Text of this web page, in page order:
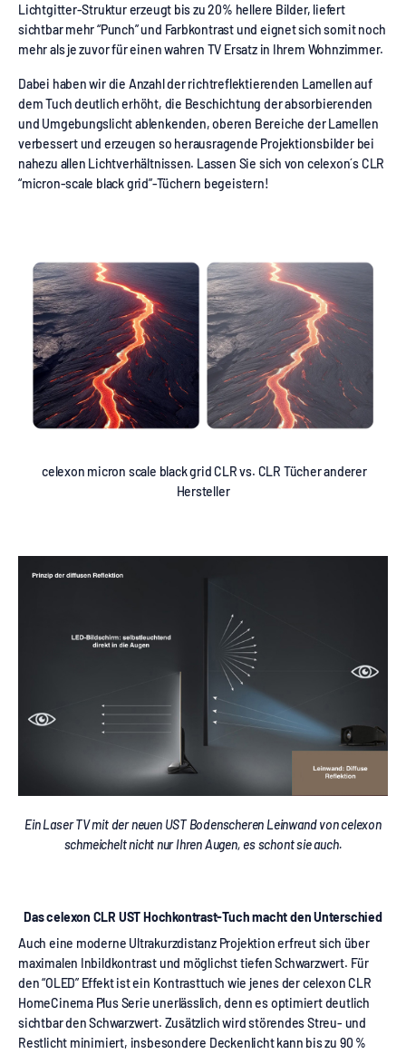
Lichtgitter-Struktur erzeugt bis zu 20% hellere Bilder, liefert
sichtbar mehr “Punch” und Farbkontrast und eignet sich somit noch
mehr als je zuvor für einen wahren TV Ersatz in Ihrem Wohnzimmer.
Dabei haben wir die Anzahl der richtreflektierenden Lamellen auf
dem Tuch deutlich erhöht, die Beschichtung der absorbierenden
und Umgebungslicht ablenkenden, oberen Bereiche der Lamellen
verbessert und erzeugen so herausragende Projektionsbilder bei
nahezu allen Lichtverhältnissen. Lassen Sie sich von celexon´s CLR
“micron-scale black grid”-Tüchern begeistern!
celexon micron scale black grid CLR vs. CLR Tücher anderer
Hersteller
Ein Laser TV mit der neuen UST Bodenscheren Leinwand von celexon
schmeichelt nicht nur Ihren Augen, es schont sie auch.
Das celexon CLR UST Hochkontrast-Tuch macht den Unterschied
Auch eine moderne Ultrakurzdistanz Projektion erfreut sich über
maximalen Inbildkontrast und möglichst tiefen Schwarzwert. Für
den “OLED” Effekt ist ein Kontrasttuch wie jenes der celexon CLR
HomeCinema Plus Serie unerlässlich, denn es optimiert deutlich
sichtbar den Schwarzwert. Zusätzlich wird störendes Streu- und
Restlicht minimiert, insbesondere Deckenlicht kann bis zu 90 %